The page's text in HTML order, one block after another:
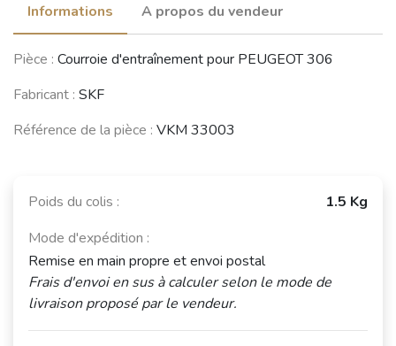
PEUGEOT 605
(1989 - 1999) Partner CITROËN Xantia
(1992 - 2001)
CITROËN
Evasion
(1994 - 2002)
FIAT Ulysse
(1994 - 2002) (1994 - 2002)
Informations A propos du vendeur
Pièce : Courroie d'entraînement pour PEUGEOT 306
Fabricant : SKF
Référence de la pièce : VKM 33003
Poids du colis :
1.5 Kg
Mode d'expédition :
Remise en main propre et envoi postal
Frais d'envoi en sus à calculer selon le mode de
livraison proposé par le vendeur.